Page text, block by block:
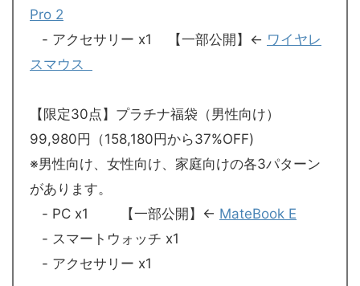
Pro 2
- アクセサリー x1 【一部公開】← ワイヤレ
スマウス
【限定30点】プラチナ福袋（男性向け）
99,980円（158,180円から37%OFF)
※男性向け、女性向け、家庭向けの各3パターン
があります。
- PC x1 【一部公開】← MateBook E
- スマートウォッチ x1
- アクセサリー x1